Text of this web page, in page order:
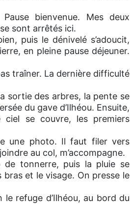
bienvenue. Mes deux
sont arrêtés ici.
puis le dénivelé s’adoucit,
en pleine pause déjeuner.
traîner. La dernière difficulté
sortie des arbres, la pente se
du gave d’Ilhéou. Ensuite,
se couvre, les premiers
une photo. Il faut filer vers
au col, m’accompagne.
de tonnerre, puis la pluie se
et le visage. On presse le
refuge d’Ilhéou, au bord du